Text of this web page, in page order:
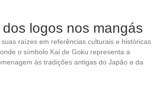
logos nos mangás
raízes em referências culturais e históricas
, onde o símbolo Kai de Goku representa a
às tradições antigas do Japão e da